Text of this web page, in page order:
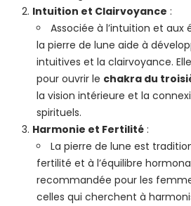
Intuition et Clairvoyance :
Associée à l’intuition et aux
la pierre de lune aide à
intuitives et la clairvoyance.
pour ouvrir le chakra du
la vision intérieure et la
spirituels.
Harmonie et Fertilité :
La pierre de lune est
fertilité et à l’équilibre
recommandée pour les
celles qui cherchent à